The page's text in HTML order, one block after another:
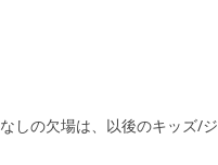
しの欠場は、以後のキッズ/ジ